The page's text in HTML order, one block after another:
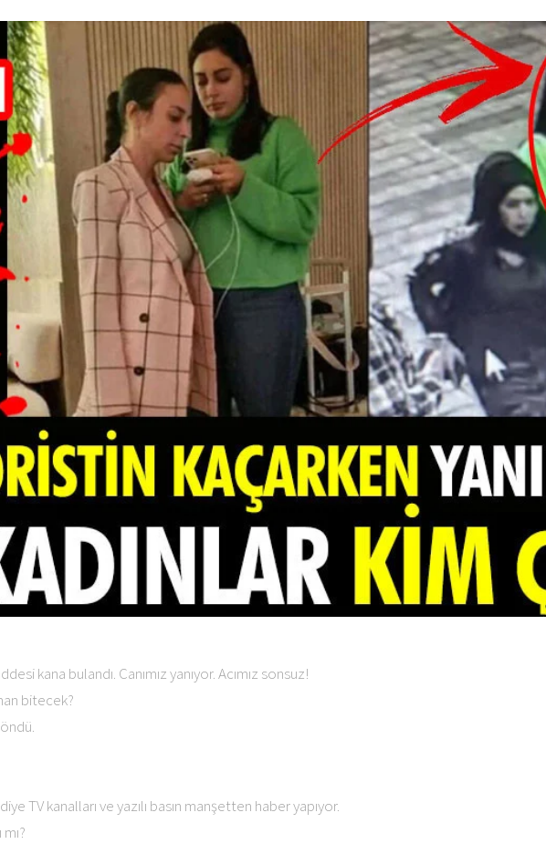
kana bulandı. Canımız yanıyor. Acımız sonsuz!
bitecek?
TV kanalları ve yazılı basın manşetten haber yapıyor.